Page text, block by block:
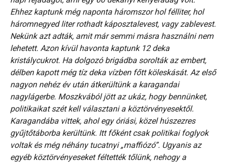
Ehhez kaptunk még naponta háromszor hol félliter, hol
háromnegyed liter rothadt káposztalevest, vagy zablevest.
Nekünk azt adták, amit már semmi másra használni nem
lehetett. Azon kívül havonta kaptunk 12 deka
kristálycukrot. Ha dolgozó brigádba sorolták az embert,
délben kapott még tíz deka vízben főtt köleskását. Az első
nagyon nehéz év után átkerültünk a karagandai
nagylágerbe. Moszkvából jött az ukáz, hogy bennünket,
politikaikat szét kell választani a köztörvényesektől.
Karagandába vittek, ahol egy óriási, közel húszezres
gyűjtőtáborba kerültünk. Itt főként csak politikai foglyok
voltak és még néhány tucatnyi „maffiózó”. Ugyanis az
egyéb köztörvényeseket féltették tőlünk, nehogy a